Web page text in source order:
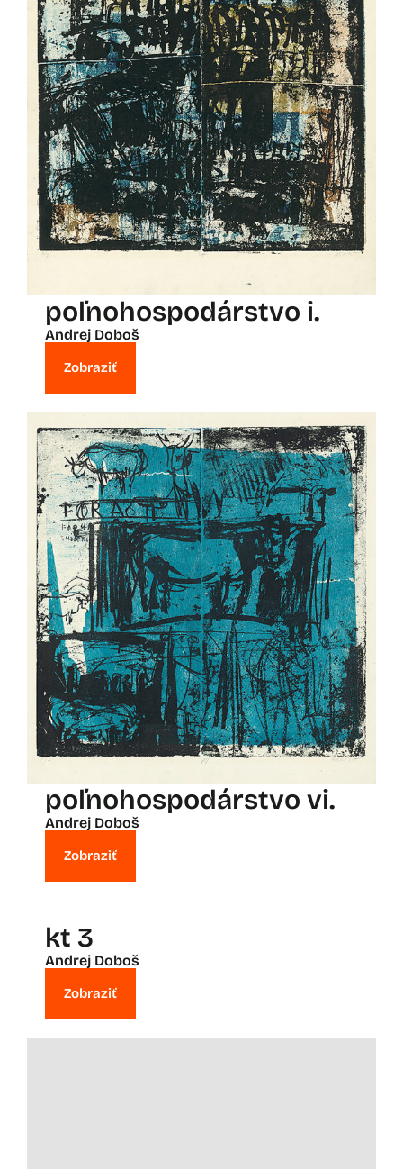
poľnohospodárstvo i.
Andrej Doboš
Zobraziť
poľnohospodárstvo vi.
Andrej Doboš
Zobraziť
kt 3
Andrej Doboš
Zobraziť